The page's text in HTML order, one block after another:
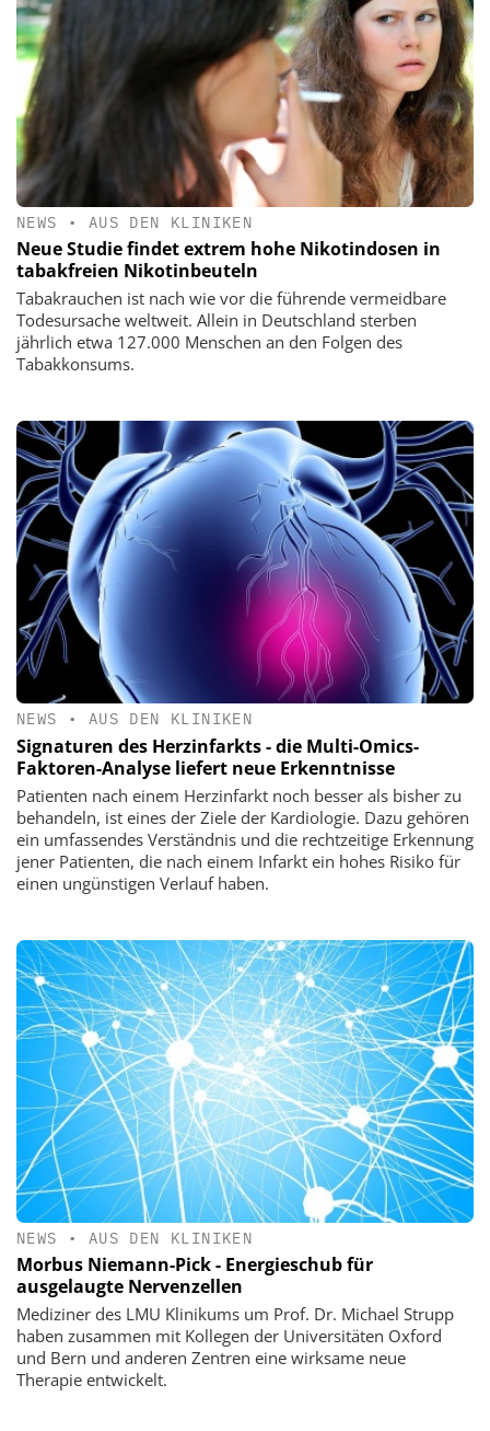
NEWS • AUS DEN KLINIKEN
Neue Studie findet extrem hohe Nikotindosen in
tabakfreien Nikotinbeuteln
Tabakrauchen ist nach wie vor die führende vermeidbare
Todesursache weltweit. Allein in Deutschland sterben
jährlich etwa 127.000 Menschen an den Folgen des
Tabakkonsums.
NEWS • AUS DEN KLINIKEN
Signaturen des Herzinfarkts - die Multi-Omics-
Faktoren-Analyse liefert neue Erkenntnisse
Patienten nach einem Herzinfarkt noch besser als bisher zu
behandeln, ist eines der Ziele der Kardiologie. Dazu gehören
ein umfassendes Verständnis und die rechtzeitige Erkennung
jener Patienten, die nach einem Infarkt ein hohes Risiko für
einen ungünstigen Verlauf haben.
NEWS • AUS DEN KLINIKEN
Morbus Niemann-Pick - Energieschub für
ausgelaugte Nervenzellen
Mediziner des LMU Klinikums um Prof. Dr. Michael Strupp
haben zusammen mit Kollegen der Universitäten Oxford
und Bern und anderen Zentren eine wirksame neue
Therapie entwickelt.